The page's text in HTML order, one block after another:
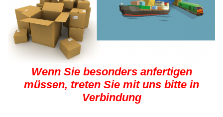
Wenn Sie besonders anfertigen
müssen, treten Sie mit uns bitte in
Verbindung